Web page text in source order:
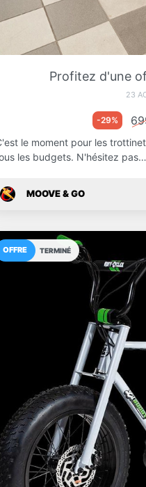
Profitez d'une
23
-29%
le moment pour les
les budgets. N'hésitez pas…
MOOVE & GO
TERMINÉ
OFFRE